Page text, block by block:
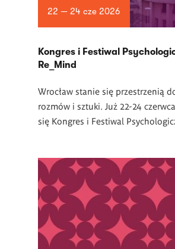
22 — 24 cze 2026
Kongres i Festiwal
Re_Mind
Wrocław stanie się przestrzenią
rozmów i sztuki. Już 22-24
się Kongres i Festiwal